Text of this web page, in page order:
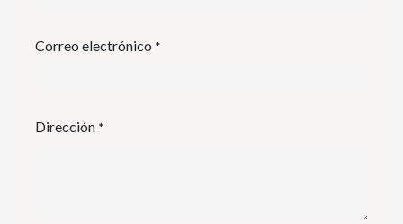
Correo electrónico *
Dirección *